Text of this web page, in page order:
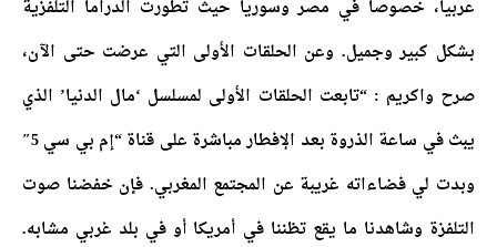
عربيا، خصوصا في مصر وسوريا حيث تطورت الدراما التلفزية
بشكل كبير وجميل. وعن الحلقات الأولى التي عرضت حتى الآن،
صرح واكريم : “تابعت الحلقات الأولى لمسلسل ‘مال الدنيا’ الذي
يبث في ساعة الذروة بعد الإفطار مباشرة على قناة “إم بي سي 5″
وبدت لي فضاءاته غريبة عن المجتمع المغربي. فإن خفضنا صوت
التلفزة وشاهدنا ما يقع تظننا في أمريكا أو في بلد غربي مشابه.